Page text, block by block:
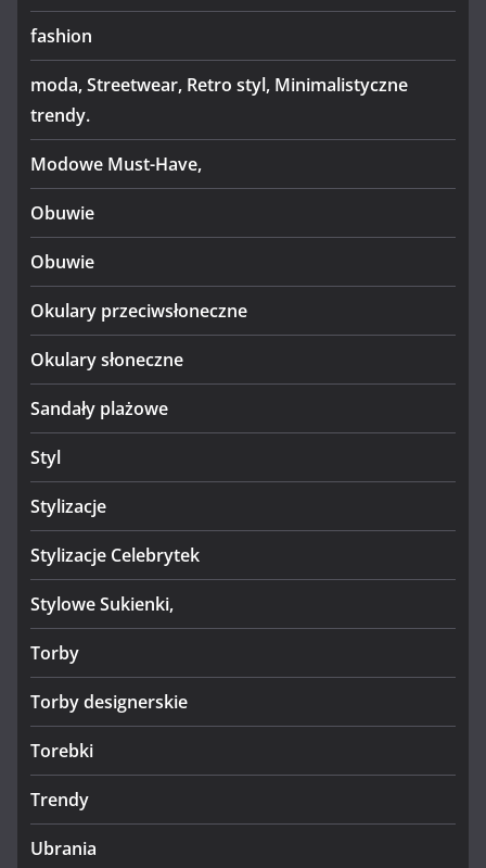
fashion
moda, Streetwear, Retro styl, Minimalistyczne
trendy.
Modowe Must-Have,
Obuwie
Obuwie
Okulary przeciwsłoneczne
Okulary słoneczne
Sandały plażowe
Styl
Stylizacje
Stylizacje Celebrytek
Stylowe Sukienki,
Torby
Torby designerskie
Torebki
Trendy
Ubrania